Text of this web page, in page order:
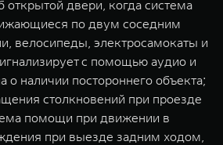
двери, когда система
по двум соседним
велосипеды, электросамокаты и
с помощью аудио и
о наличии постороннего объекта;
столкновений при проезде
помощи при движении в
при выезде задним ходом,